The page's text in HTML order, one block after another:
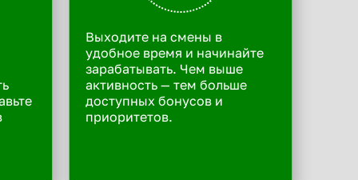
Выходите на смены в
удобное время и начинайте
зарабатывать. Чем выше
активность — тем больше
доступных бонусов и
приоритетов.